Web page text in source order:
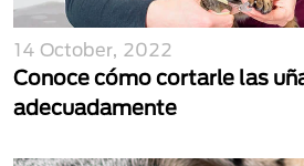
14 October, 2022
Conoce cómo cortarle las
adecuadamente